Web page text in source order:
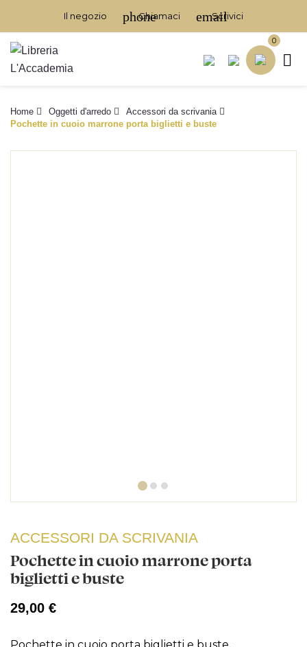
Il negozio phone
Chiamaci email
Scrivici

0
Home Oggetti d'arredo
Accessori da scrivania
Pochette in cuoio marrone porta biglietti e buste
ACCESSORI DA SCRIVANIA
Pochette in cuoio marrone porta
biglietti e buste
29,00 €
Pochette in cuoio porta biglietti e buste,